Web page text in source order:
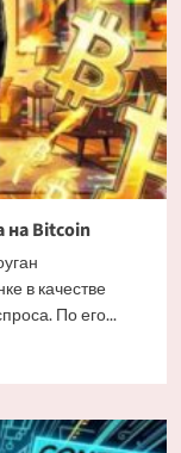
на Bitcoin
в качестве
По его...